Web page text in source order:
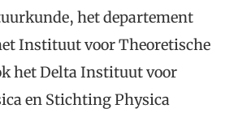
het departement
Instituut voor Theoretische
het Delta Instituut voor
en Stichting Physica